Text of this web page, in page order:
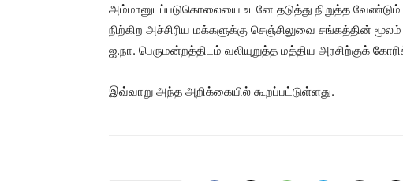
அம்மானுடப்படுகொலையை உடனே தடுத்து நிறுத்த வேண்டும்
நிற்கிற அச்சிரிய மக்களுக்கு செஞ்சிலுவை சங்கத்தின்
ஐ.நா. பெருமன்றத்திடம் வலியுறுத்த மத்திய அரசிற்குக்
இவ்வாறு அந்த அறிக்கையில் கூறப்பட்டுள்ளது.